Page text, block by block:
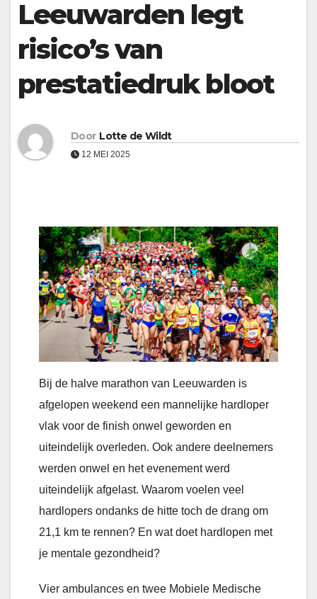
Leeuwarden legt
risico’s van
prestatiedruk bloot
Door Lotte de Wildt
12 MEI 2025
Bij de halve marathon van Leeuwarden is
afgelopen weekend een mannelijke hardloper
vlak voor de finish onwel geworden en
uiteindelijk overleden. Ook andere deelnemers
werden onwel en het evenement werd
uiteindelijk afgelast. Waarom voelen veel
hardlopers ondanks de hitte toch de drang om
21,1 km te rennen? En wat doet hardlopen met
je mentale gezondheid?
Vier ambulances en twee Mobiele Medische